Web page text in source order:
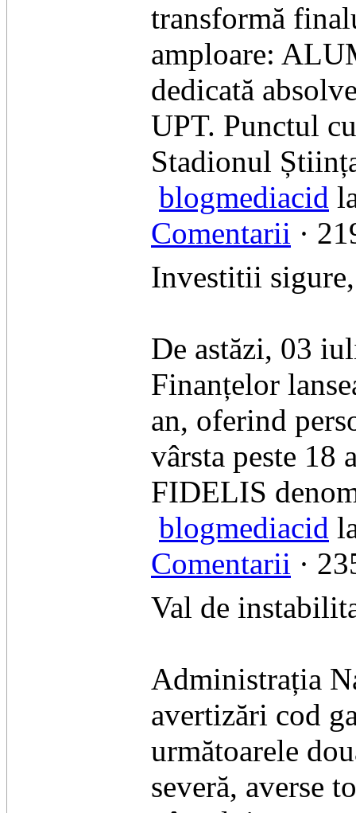
transformă
amploare:
dedicată
UPT. Punctul
Stadionul
blogmediacid
Comentarii ·
Investitii
De astăzi, 03
Finanțelor
an, oferind
vârsta peste 18
FIDELIS
blogmediacid
Comentarii ·
Val de
​Administrația
avertizări cod
următoarele
severă, averse